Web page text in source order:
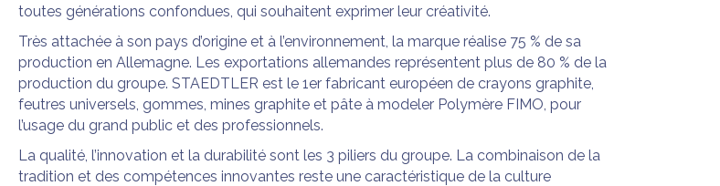
toutes générations confondues, qui souhaitent exprimer leur créativité.
Très attachée à son pays d’origine et à l’environnement, la marque réalise 75 % de sa
production en Allemagne. Les exportations allemandes représentent plus de 80 % de la
production du groupe. STAEDTLER est le 1er fabricant européen de crayons graphite,
feutres universels, gommes, mines graphite et pâte à modeler Polymère FIMO, pour
l’usage du grand public et des professionnels.
La qualité, l’innovation et la durabilité sont les 3 piliers du groupe. La combinaison de la
tradition et des compétences innovantes reste une caractéristique de la culture